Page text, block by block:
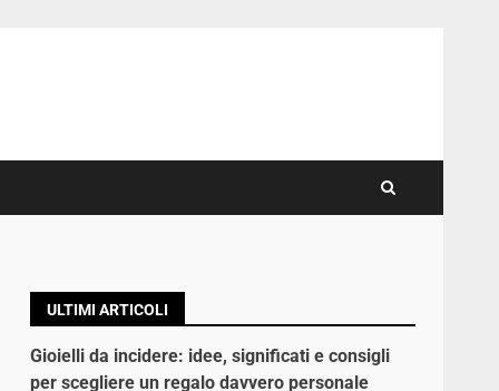
ULTIMI ARTICOLI
Gioielli da incidere: idee, significati e consigli
per scegliere un regalo davvero personale